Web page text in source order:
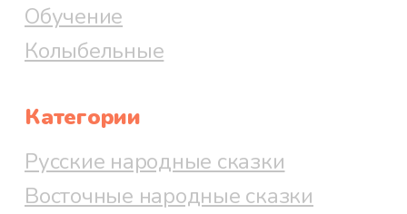
Обучение
Колыбельные
Категории
Русские народные сказки
Восточные народные сказки